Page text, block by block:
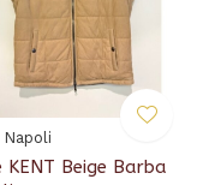
Napoli
KENT Beige Barba